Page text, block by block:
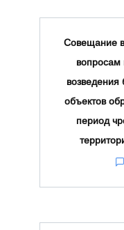
Совещание
вопросам
возведения
объектов
период